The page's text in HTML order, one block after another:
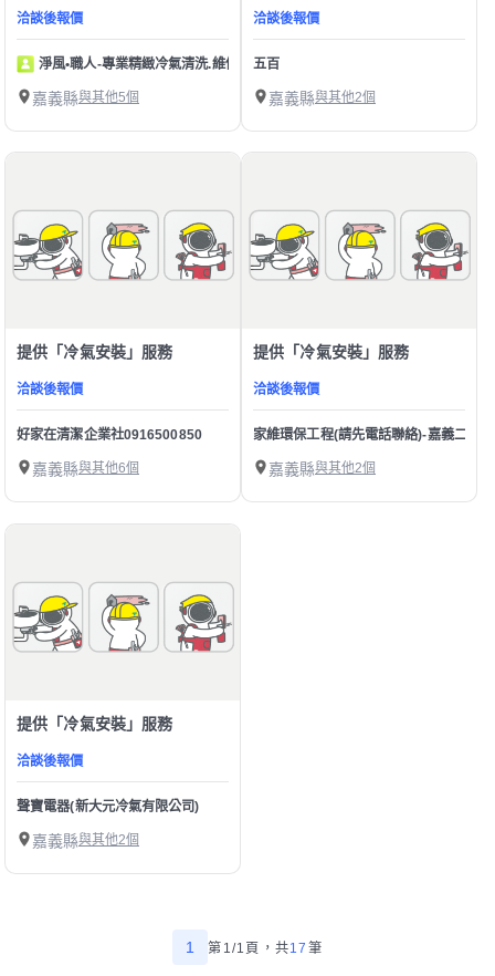
洽談後報價
淨風•職人-專業精緻冷氣清洗.維修
嘉義縣與其他5個
洽談後報價
五百
嘉義縣與其他2個
提供「冷氣安裝」服務
洽談後報價
好家在清潔企業社0916500850
嘉義縣與其他6個
提供「冷氣安裝」服務
洽談後報價
家維環保工程(請先電話聯絡)-嘉義二手
嘉義縣與其他2個
提供「冷氣安裝」服務
洽談後報價
聲寶電器(新大元冷氣有限公司)
嘉義縣與其他2個
1 第1/1頁， 共17 筆